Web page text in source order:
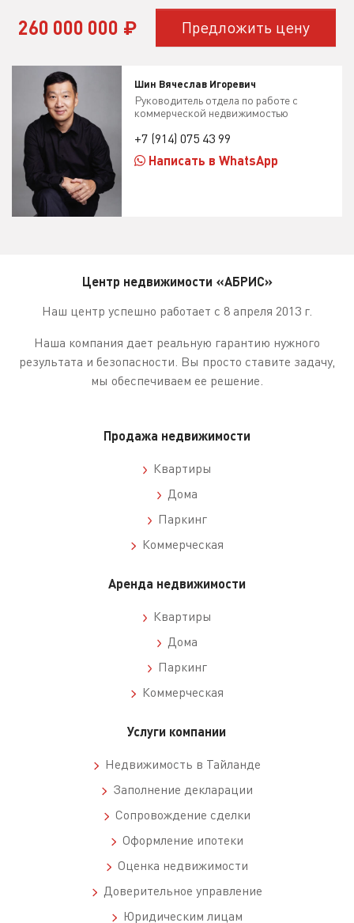
260 000 000 ₽ Предложить цену
Шин Вячеслав Игоревич
Руководитель отдела по работе с
коммерческой недвижимостью
+7 (914) 075 43 99
Написать в WhatsApp
Центр недвижимости «АБРИС»
Наш центр успешно работает с 8 апреля 2013 г.
Наша компания дает реальную гарантию нужного
результата и безопасности. Вы просто ставите задачу,
мы обеспечиваем ее решение.
Продажа недвижимости
Квартиры
Дома
Паркинг
Коммерческая
Аренда недвижимости
Квартиры
Дома
Паркинг
Коммерческая
Услуги компании
Недвижимость в Тайланде
Заполнение декларации
Сопровождение сделки
Оформление ипотеки
Оценка недвижимости
Доверительное управление
Юридическим лицам